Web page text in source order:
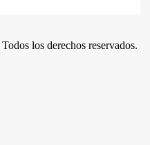
los derechos reservados.